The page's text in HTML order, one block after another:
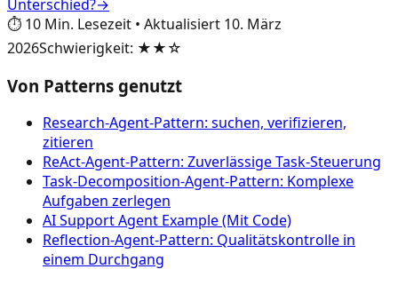
Unterschied?→
⏱️ 10 Min. Lesezeit • Aktualisiert 10. März
2026Schwierigkeit: ★★☆
Von Patterns genutzt
Research-Agent-Pattern: suchen, verifizieren,
zitieren
ReAct-Agent-Pattern: Zuverlässige Task-Steuerung
Task-Decomposition-Agent-Pattern: Komplexe
Aufgaben zerlegen
AI Support Agent Example (Mit Code)
Reflection-Agent-Pattern: Qualitätskontrolle in
einem Durchgang